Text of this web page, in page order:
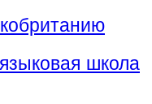
школа